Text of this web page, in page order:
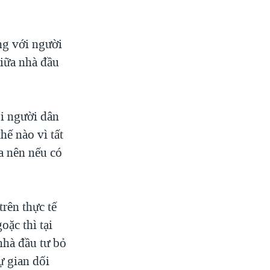
với người
nhà đầu
người dân
nào vì tất
nên nếu có
thực tế
thì tại
đầu tư bỏ
gian dối